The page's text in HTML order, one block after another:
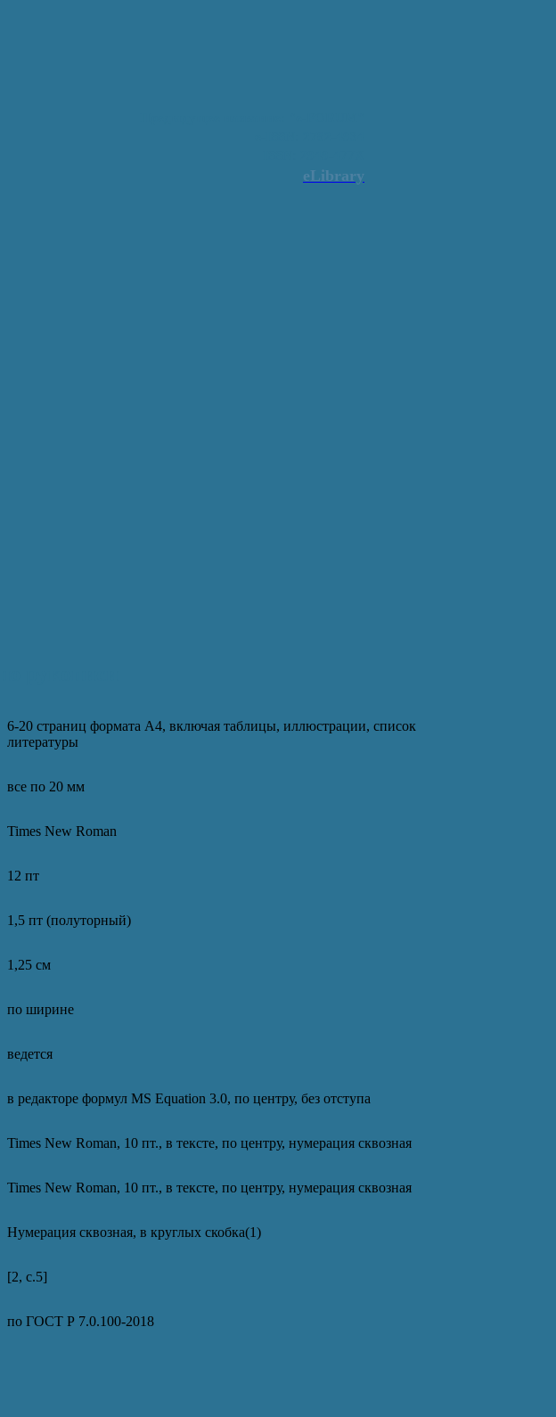
eLibrary
6-20 страниц формата А4, включая таблицы, иллюстрации, список
литературы
все по 20 мм
Times New Roman
12 пт
1,5 пт (полуторный)
1,25 см
по ширине
ведется
в редакторе формул MS Equation 3.0, по центру, без отступа
Times New Roman, 10 пт., в тексте, по центру, нумерация сквозная
Times New Roman, 10 пт., в тексте, по центру, нумерация сквозная
Нумерация сквозная, в круглых скобка(1)
[2, c.5]
по ГОСТ Р 7.0.100-2018